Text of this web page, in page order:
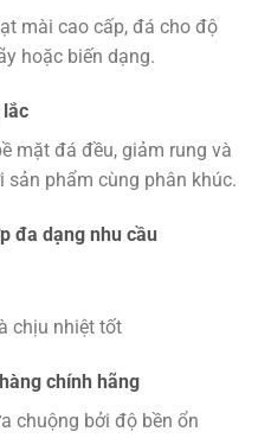
mài cao cấp, đá cho độ
hoặc biến dạng.
mặt đá đều, giảm rung và
phẩm cùng phân khúc.
đa dạng nhu cầu
chịu nhiệt tốt
chính hãng
chuộng bởi độ bền ổn